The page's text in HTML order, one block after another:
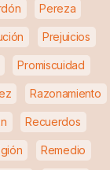
Pereza
Prejuicios
Promiscuidad
Razonamiento
Recuerdos
Remedio